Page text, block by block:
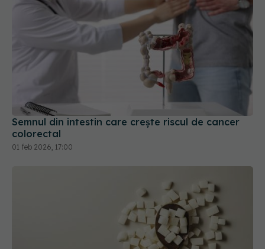
Semnul din intestin care crește riscul de cancer
colorectal
01 feb 2026, 17:00